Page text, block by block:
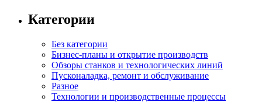
Категории
Без категории
Бизнес-планы и открытие производств
Обзоры станков и технологических линий
Пусконаладка, ремонт и обслуживание
Разное
Технологии и производственные процессы